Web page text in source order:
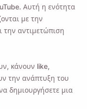
Αυτή η ενότητα
με την
την αντιμετώπιση
κάνουν like,
την ανάπτυξη του
δημιουργήσετε μια